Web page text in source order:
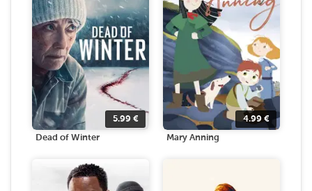
5.99 €
Dead of Winter
4.99 €
Mary Anning